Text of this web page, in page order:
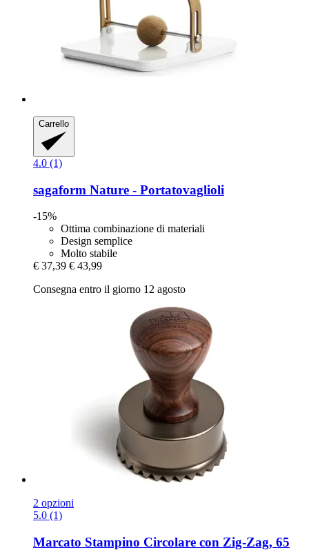
Carrello
4.0 (1)
sagaform Nature -​ Portatovaglioli
-15%
Ottima combinazione di materiali
Design semplice
Molto stabile
€ 37,39 € 43,99
Consegna entro il giorno 12 agosto
2 opzioni
5.0 (1)
Marcato Stampino Circolare con Zig-​Zag, 65